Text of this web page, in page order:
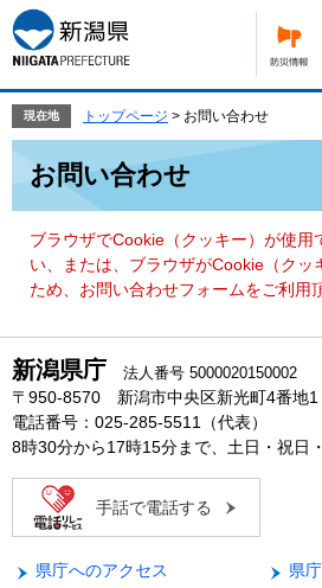
ー
ジ
の
頭
す。
ニ
ュ
ー
飛
て
現在地 トップページ > お問い合わせ
お問い合わせ
ブラウザでCookie（クッキー）が使用
い、または、ブラウザがCookie（クッ
ため、お問い合わせフォームをご利用
新潟県庁 法人番号 5000020150002
〒950-8570 新潟市中央区新光町4番地1
電話番号：025-285-5511（代表）
8時30分から17時15分まで、土日・祝日
手話で電話する
県庁へのアクセス
県